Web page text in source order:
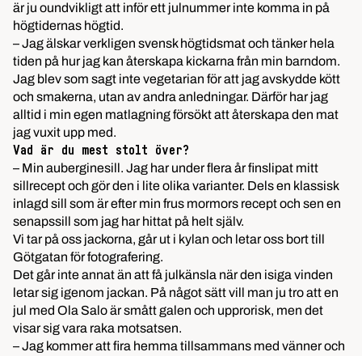
är ju oundvikligt att inför ett julnummer inte komma in på
högtidernas högtid.
– Jag älskar verkligen svensk högtidsmat och tänker hela
tiden på hur jag kan återskapa kickarna från min barndom.
Jag blev som sagt inte vegetarian för att jag avskydde kött
och smakerna, utan av andra anledningar. Därför har jag
alltid i min egen matlagning försökt att återskapa den mat
jag vuxit upp med.
Vad är du mest stolt över?
– Min auberginesill. Jag har under flera år finslipat mitt
sillrecept och gör den i lite olika varianter. Dels en klassisk
inlagd sill som är efter min frus mormors recept och sen en
senapssill som jag har hittat på helt själv.
Vi tar på oss jackorna, går ut i kylan och letar oss bort till
Götgatan för fotografering.
Det går inte annat än att få julkänsla när den isiga vinden
letar sig igenom jackan. På något sätt vill man ju tro att en
jul med Ola Salo är smått galen och upprorisk, men det
visar sig vara raka motsatsen.
– Jag kommer att fira hemma tillsammans med vänner och